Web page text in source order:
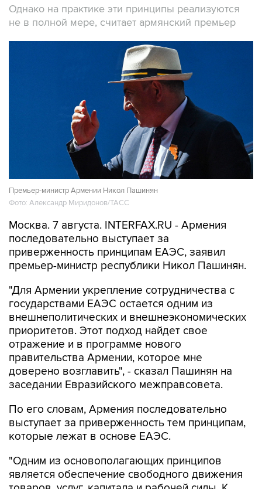
Однако на практике эти принципы реализуются
не в полной мере, считает армянский премьер
Премьер-министр Армении Никол Пашинян
Фото: Александр Миридонов/ТАСС
Москва. 7 августа. INTERFAX.RU - Армения
последовательно выступает за
приверженность принципам ЕАЭС, заявил
премьер-министр республики Никол Пашинян.
"Для Армении укрепление сотрудничества с
государствами ЕАЭС остается одним из
внешнеполитических и внешнеэкономических
приоритетов. Этот подход найдет свое
отражение и в программе нового
правительства Армении, которое мне
доверено возглавить", - сказал Пашинян на
заседании Евразийского межправсовета.
По его словам, Армения последовательно
выступает за приверженность тем принципам,
которые лежат в основе ЕАЭС.
"Одним из основополагающих принципов
является обеспечение свободного движения